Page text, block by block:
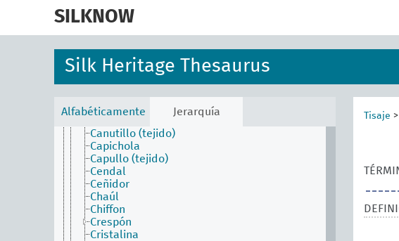
SILKNOW
Silk Heritage Thesaurus
Alfabéticamente Jerarquía
Bayadera
Belelachs
Brocado
Brocatel
Burato
Cambiante
Canutillo (tejido)
Capichola
Capullo (tejido)
Cendal
Ceñidor
Chaúl
Chiffon
Crespón
Cristalina
Tisaje >